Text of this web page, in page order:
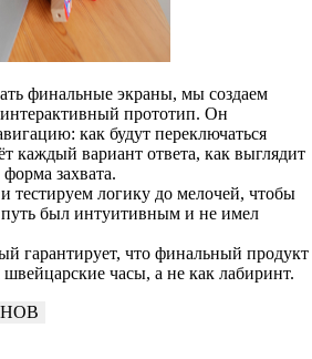
финальные экраны, мы создаем
прототип. Он
как будут переключаться
каждый вариант ответа, как выглядит
форма захвата.
логику до мелочей, чтобы
путь был интуитивным и не имел
гарантирует, что финальный продукт
швейцарские часы, а не как лабиринт.